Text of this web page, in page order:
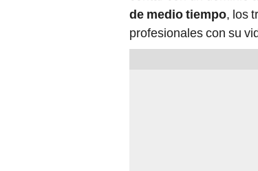
de medio tiempo , los
profesionales con su